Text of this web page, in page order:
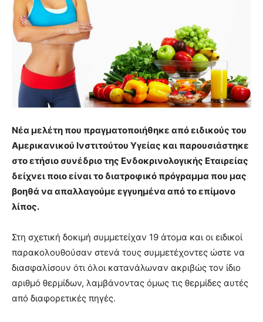
Νέα μελέτη που πραγματοποιήθηκε από ειδικούς του
Αμερικανικού Ινστιτούτου Υγείας και παρουσιάστηκε
στο ετήσιο συνέδριο της Ενδοκρινολογικής Εταιρείας
δείχνει ποιο είναι το διατροφικό πρόγραμμα που μας
βοηθά να απαλλαγούμε εγγυημένα από το επίμονο
λίπος.
Στη σχετική δοκιμή συμμετείχαν 19 άτομα και οι ειδικοί
παρακολουθούσαν στενά τους συμμετέχοντες ώστε να
διασφαλίσουν ότι όλοι κατανάλωναν ακριβώς τον ίδιο
αριθμό θερμίδων, λαμβάνοντας όμως τις θερμίδες αυτές
από διαφορετικές πηγές.